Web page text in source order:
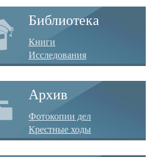
Библиотека
Книги
Исследования
Архив
Фотокопии дел
Крестные ходы